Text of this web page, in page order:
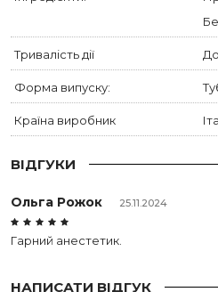
Тривалість дії
Форма випуску:
Країна виробник
ВІДГУКИ
Ольга Рожок 25.11.2024
Гарний анестетик.
НАПИСАТИ ВІДГУК